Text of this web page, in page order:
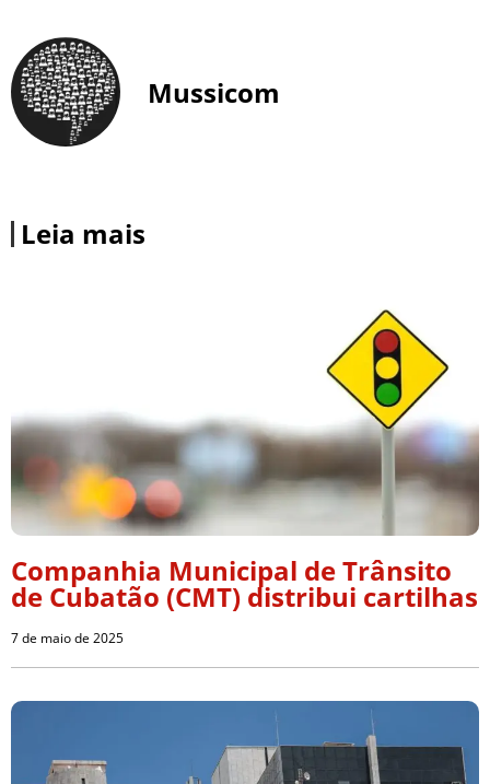
Mussicom
Leia mais
Companhia Municipal de Trânsito
de Cubatão (CMT) distribui cartilhas
7 de maio de 2025